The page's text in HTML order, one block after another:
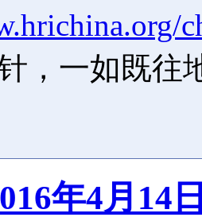
，一如既往
年4月14